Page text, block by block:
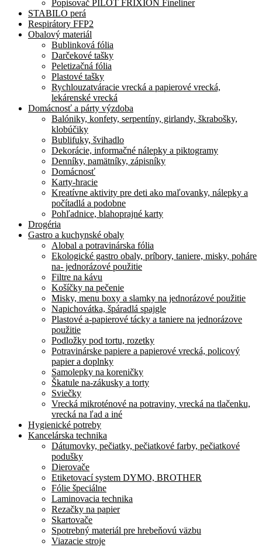
Popisovač PILOT FRIXION Fineliner
STABILO perá
Respirátory FFP2
Obalový materiál
Bublinková fólia
Darčekové tašky
Peletizačná fólia
Plastové tašky
Rychlouzatváracie vrecká a papierové vrecká,
lekárenské vrecká
Domácnosť a párty výzdoba
Balóniky, konfety, serpentíny, girlandy, škrabošky,
klobúčiky
Bublifuky, švihadlo
Dekorácie, informačné nálepky a piktogramy
Denníky, pamätníky, zápisníky
Domácnosť
Karty-hracie
Kreatívne aktivity pre deti ako maľovanky, nálepky a
počítadlá a podobne
Pohľadnice, blahoprajné karty
Drogéria
Gastro a kuchynské obaly
Alobal a potravinárska fólia
Ekologické gastro obaly, príbory, taniere, misky, poháre
na- jednorázové použitie
Filtre na kávu
Košíčky na pečenie
Misky, menu boxy a slamky na jednorázové použitie
Napichovátka, špáradlá spajgle
Plastové a-papierové tácky a taniere na jednorázove
použitie
Podložky pod tortu, rozetky
Potravinárske papiere a papierové vrecká, policový
papier a doplnky
Samolepky na koreničky
Škatule na-zákusky a torty
Sviečky
Vrecká mikroténové na potraviny, vrecká na tlačenku,
vrecká na ľad a iné
Hygienické potreby
Kancelárska technika
Dátumovky, pečiatky, pečiatkové farby, pečiatkové
podušky
Dierovače
Etiketovací system DYMO, BROTHER
Fólie špeciálne
Laminovacia technika
Rezačky na papier
Skartovače
Spotrebný materiál pre hrebeňovú väzbu
Viazacie stroje